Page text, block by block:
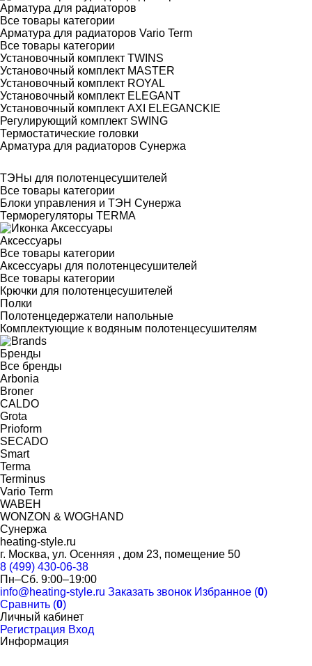
Арматура для радиаторов
Все товары категории
Арматура для радиаторов Vario Term
Все товары категории
Установочный комплект TWINS
Установочный комплект MASTER
Установочный комплект ROYAL
Установочный комплект ELEGANT
Установочный комплект AXI ELEGANCKIE
Регулирующий комплект SWING
Термостатические головки
Арматура для радиаторов Сунержа
ТЭНы для полотенцесушителей
Все товары категории
Блоки управления и ТЭН Сунержа
Терморегуляторы TERMA
Аксессуары
Все товары категории
Аксессуары для полотенцесушителей
Все товары категории
Крючки для полотенцесушителей
Полки
Полотенцедержатели напольные
Комплектующие к водяным полотенцесушителям
Бренды
Все бренды
Arbonia
Broner
CALDO
Grota
Prioform
SECADO
Smart
Terma
Terminus
Vario Term
WABEH
WONZON & WOGHAND
Сунержа
heating-style.ru
г. Москва, ул. Осенняя , дом 23, помещение 50
8 (499) 430-06-38
Пн–Сб. 9:00–19:00
info@heating-style.ru Заказать звонок Избранное (0)
Сравнить (0)
Личный кабинет
Регистрация Вход
Информация